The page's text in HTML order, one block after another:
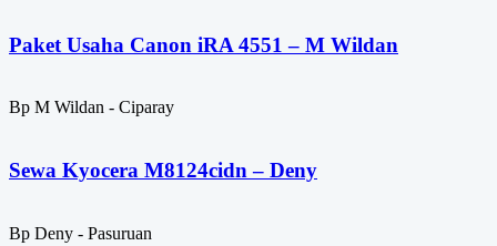
Paket Usaha Canon iRA 4551 – M Wildan
Bp M Wildan - Ciparay
Sewa Kyocera M8124cidn – Deny
Bp Deny - Pasuruan